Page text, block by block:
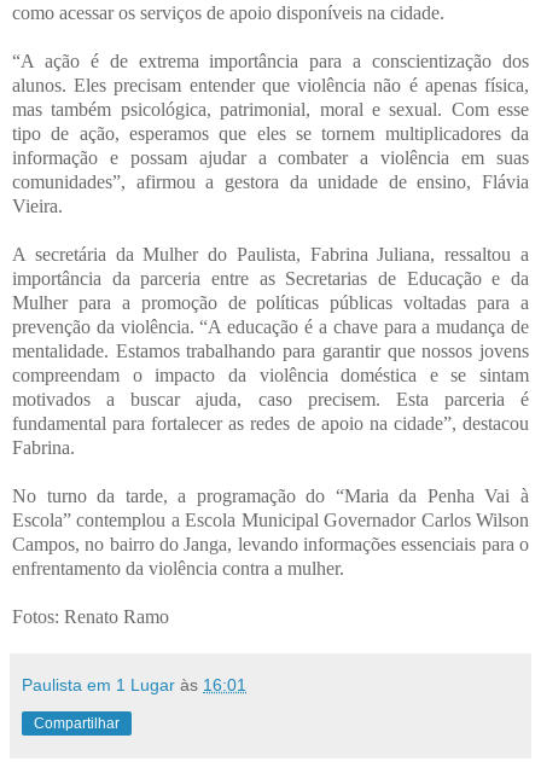
como acessar os serviços de apoio disponíveis na cidade.
“A ação é de extrema importância para a conscientização dos
alunos. Eles precisam entender que violência não é apenas física,
mas também psicológica, patrimonial, moral e sexual. Com esse
tipo de ação, esperamos que eles se tornem multiplicadores da
informação e possam ajudar a combater a violência em suas
comunidades”, afirmou a gestora da unidade de ensino, Flávia
Vieira.
A secretária da Mulher do Paulista, Fabrina Juliana, ressaltou a
importância da parceria entre as Secretarias de Educação e da
Mulher para a promoção de políticas públicas voltadas para a
prevenção da violência. “A educação é a chave para a mudança de
mentalidade. Estamos trabalhando para garantir que nossos jovens
compreendam o impacto da violência doméstica e se sintam
motivados a buscar ajuda, caso precisem. Esta parceria é
fundamental para fortalecer as redes de apoio na cidade”, destacou
Fabrina.
No turno da tarde, a programação do “Maria da Penha Vai à
Escola” contemplou a Escola Municipal Governador Carlos Wilson
Campos, no bairro do Janga, levando informações essenciais para o
enfrentamento da violência contra a mulher.
Fotos: Renato Ramo
Paulista em 1 Lugar às 16:01
Compartilhar